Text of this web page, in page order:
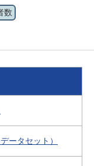
数
ータセット）